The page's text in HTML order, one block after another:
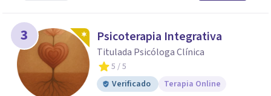
3 Psicoterapia Integrativa
Titulada Psicóloga Clínica
5 / 5
Verificado
Terapia Online